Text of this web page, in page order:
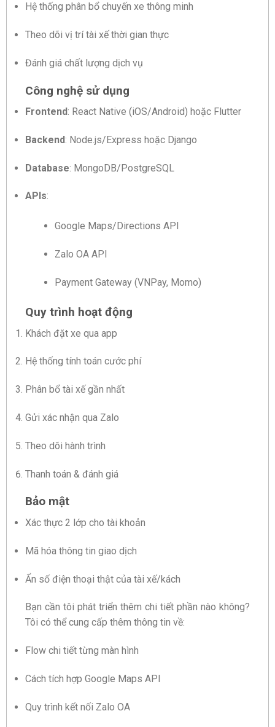
Hệ thống phân bổ chuyến xe thông minh
Theo dõi vị trí tài xế thời gian thực
Đánh giá chất lượng dịch vụ
Công nghệ sử dụng
Frontend: React Native (iOS/Android) hoặc Flutter
Backend: Node.js/Express hoặc Django
Database: MongoDB/PostgreSQL
APIs:
Google Maps/Directions API
Zalo OA API
Payment Gateway (VNPay, Momo)
Quy trình hoạt động
Khách đặt xe qua app
Hệ thống tính toán cước phí
Phân bổ tài xế gần nhất
Gửi xác nhận qua Zalo
Theo dõi hành trình
Thanh toán & đánh giá
Bảo mật
Xác thực 2 lớp cho tài khoản
Mã hóa thông tin giao dịch
Ẩn số điện thoại thật của tài xế/kách
Bạn cần tôi phát triển thêm chi tiết phần nào không?
Tôi có thể cung cấp thêm thông tin về:
Flow chi tiết từng màn hình
Cách tích hợp Google Maps API
Quy trình kết nối Zalo OA